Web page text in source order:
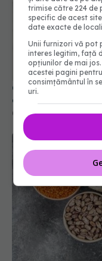
Ghimbirul,
cu medicamentele
09 mai 2025, 21:20
trimise către 224 de
specific de acest
date exacte de
Unii furnizori vă pot
interes legitim, față
opțiunilor de mai
acestei pagini
consimțământul în
uri.